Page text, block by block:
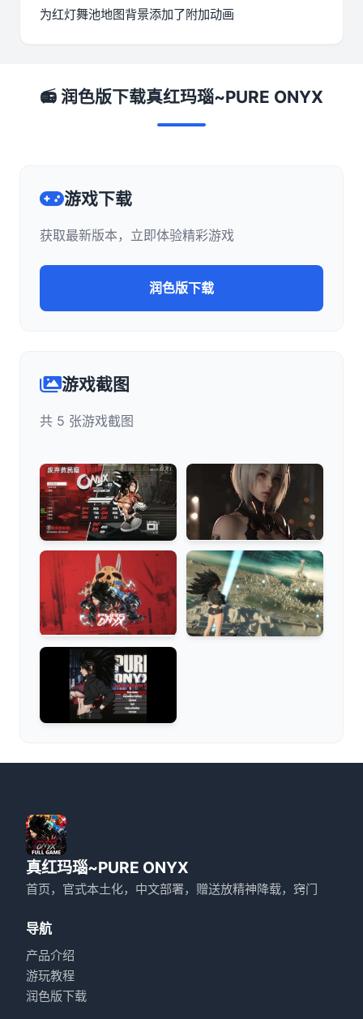
为红灯舞池地图背景添加了附加动画
📻 润色版下载真红玛瑙~PURE ONYX
游戏下载
获取最新版本，立即体验精彩游戏
润色版下载
游戏截图
共 5 张游戏截图
真红玛瑙~PURE ONYX
首页，官式本土化，中文部署，赠送放精神降载，窍门
导航
产品介绍
游玩教程
润色版下载